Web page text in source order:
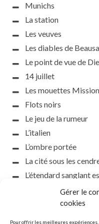
Gérer le
cookies
Pour offrir les meilleures
Munichs
La station
Les veuves
Les diables de
Le point de vue de
14 juillet
Les mouettes
Flots noirs
Le jeu de la rumeur
L’italien
L’ombre portée
La cité sous les
L’étendard sanglant
L’incident d’Helsinki
la petite fasciste